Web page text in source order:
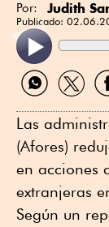
Por: Judith
Publicado:
Compartir
por
por
por
Las
(Afores)
en acciones
extranjeras
Según un